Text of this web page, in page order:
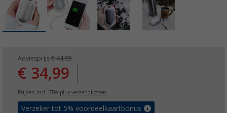
Adviesprijs € 44,95
€ 34,99
Prijzen incl. BTW plus verzendkosten
Verzeker tot 5% voordeelkaartbonus